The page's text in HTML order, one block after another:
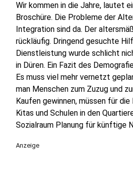
Wir kommen in die Jahre, lautet
Broschüre. Die Probleme der
Integration sind da. Der
rückläufig. Dringend gesuchte
Dienstleistung wurde schlicht
in Düren. Ein Fazit des
Es muss viel mehr vernetzt
man Menschen zum Zuzug und
Kaufen gewinnen, müssen für
Kitas und Schulen in den
Sozialraum Planung für künftige
Anzeige